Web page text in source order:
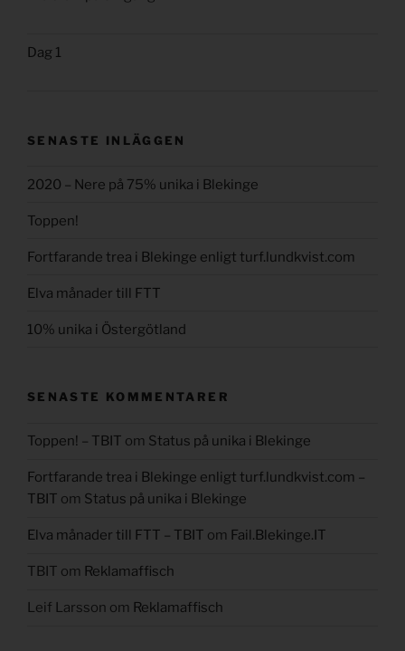
Dag 1
SENASTE INLÄGGEN
2020 – Nere på 75% unika i Blekinge
Toppen!
Fortfarande trea i Blekinge enligt turf.lundkvist.com
Elva månader till FTT
10% unika i Östergötland
SENASTE KOMMENTARER
Toppen! – TBIT om Status på unika i Blekinge
Fortfarande trea i Blekinge enligt turf.lundkvist.com –
TBIT om Status på unika i Blekinge
Elva månader till FTT – TBIT om Fail.Blekinge.IT
TBIT om Reklamaffisch
Leif Larsson om Reklamaffisch